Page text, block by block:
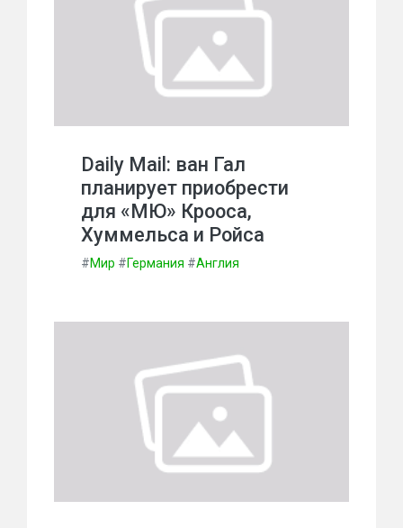
Daily Mail: ван Гал
планирует приобрести
для «МЮ» Крооса,
Хуммельса и Ройса
#Мир #Германия #Англия